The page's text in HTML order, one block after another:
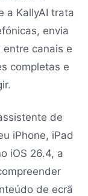
a KallyAI trata
envia
entre canais e
completas e
de
iPhone, iPad
iOS 26.4, a
de ecrã